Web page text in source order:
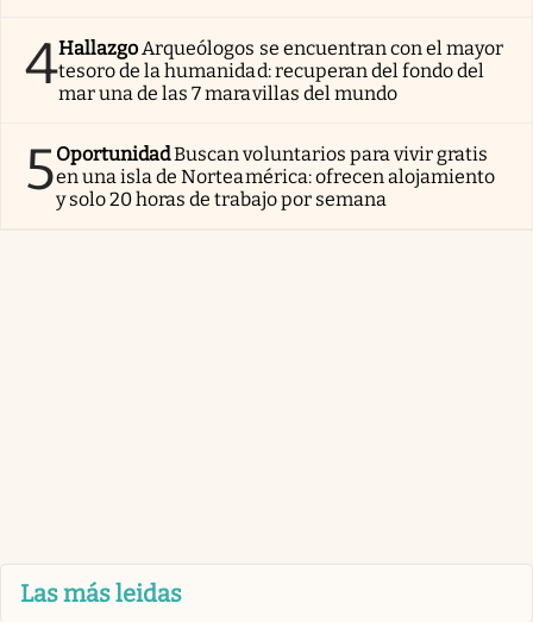
4Hallazgo Arqueólogos se encuentran con el mayor
tesoro de la humanidad: recuperan del fondo del
mar una de las 7 maravillas del mundo
5OportunidadBuscan voluntarios para vivir gratis
en una isla de Norteamérica: ofrecen alojamiento
y solo 20 horas de trabajo por semana
Las más leidas